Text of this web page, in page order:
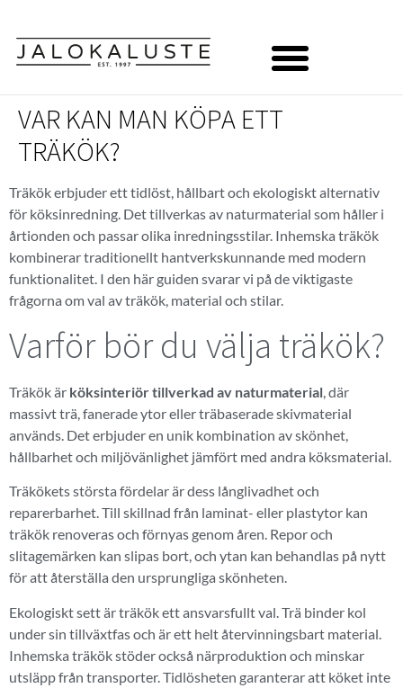
VAR KAN MAN KÖPA ETT
TRÄKÖK?
Träkök erbjuder ett tidlöst, hållbart och ekologiskt alternativ
för köksinredning. Det tillverkas av naturmaterial som håller i
årtionden och passar olika inredningsstilar. Inhemska träkök
kombinerar traditionellt hantverkskunnande med modern
funktionalitet. I den här guiden svarar vi på de viktigaste
frågorna om val av träkök, material och stilar.
Varför bör du välja träkök?
Träkök är köksinteriör tillverkad av naturmaterial, där
massivt trä, fanerade ytor eller träbaserade skivmaterial
används. Det erbjuder en unik kombination av skönhet,
hållbarhet och miljövänlighet jämfört med andra köksmaterial.
Träkökets största fördelar är dess långlivadhet och
reparerbarhet. Till skillnad från laminat- eller plastytor kan
träkök renoveras och förnyas genom åren. Repor och
slitagemärken kan slipas bort, och ytan kan behandlas på nytt
för att återställa den ursprungliga skönheten.
Ekologiskt sett är träkök ett ansvarsfullt val. Trä binder kol
under sin tillväxtfas och är ett helt återvinningsbart material.
Inhemska träkök stöder också närproduktion och minskar
utsläpp från transporter. Tidlösheten garanterar att köket inte